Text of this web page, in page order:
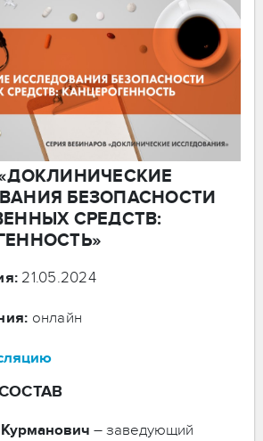
БЕЗОПАСНОСТИ
СРЕДСТВ:
21.05.2024
онлайн
Курманович – заведующий